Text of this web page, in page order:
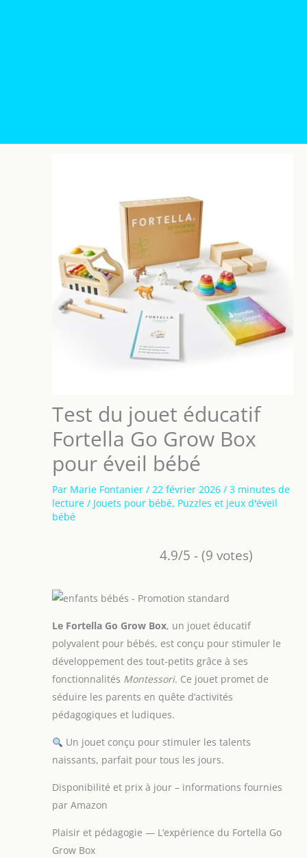
Test du jouet éducatif
Fortella Go Grow Box
pour éveil bébé
Par Marie Fontanier / 22 février 2026 / 3 minutes de
lecture / Jouets pour bébé, Puzzles et jeux d'éveil
bébé
4.9/5 - (9 votes)
Le Fortella Go Grow Box, un jouet éducatif
polyvalent pour bébés, est conçu pour stimuler le
développement des tout-petits grâce à ses
fonctionnalités Montessori. Ce jouet promet de
séduire les parents en quête d’activités
pédagogiques et ludiques.
Un jouet conçu pour stimuler les talents
naissants, parfait pour tous les jours.
Disponibilité et prix à jour – informations fournies
par Amazon
Plaisir et pédagogie — L’expérience du Fortella Go
Grow Box